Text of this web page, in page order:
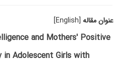
عنوان مقاله [English]
and Mothers' Positive
in Adolescent Girls with